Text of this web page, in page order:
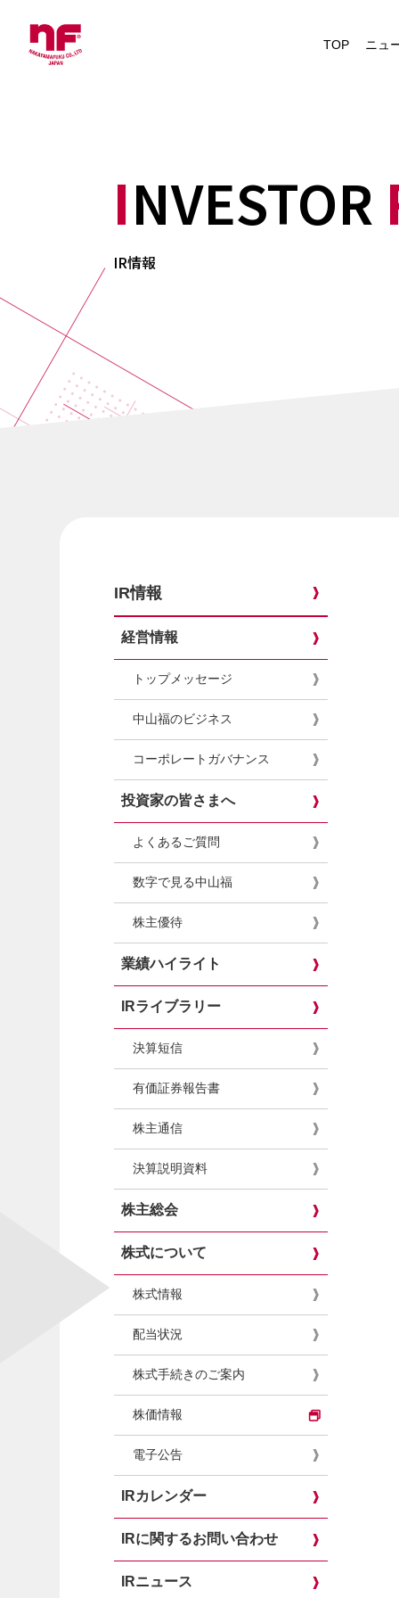
TOP ニュ
INVESTOR
IR情報
IR情報
経営情報
トップメッセージ
中山福のビジネス
コーポレートガバナンス
投資家の皆さまへ
よくあるご質問
数字で見る中山福
株主優待
業績ハイライト
IRライブラリー
決算短信
有価証券報告書
株主通信
決算説明資料
株主総会
株式について
株式情報
配当状況
株式手続きのご案内
株価情報
電子公告
IRカレンダー
IRに関するお問い合わせ
IRニュース